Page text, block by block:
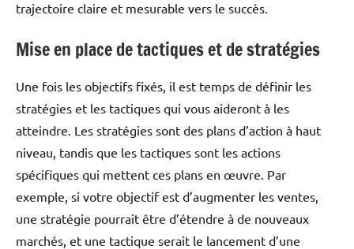
trajectoire claire et mesurable vers le succès.
Mise en place de tactiques et de stratégies
Une fois les objectifs fixés, il est temps de définir les
stratégies et les tactiques qui vous aideront à les
atteindre. Les stratégies sont des plans d’action à haut
niveau, tandis que les tactiques sont les actions
spécifiques qui mettent ces plans en œuvre. Par
exemple, si votre objectif est d’augmenter les ventes,
une stratégie pourrait être d’étendre à de nouveaux
marchés, et une tactique serait le lancement d’une